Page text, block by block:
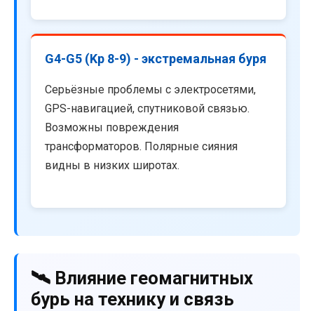
G4-G5 (Kp 8-9) - экстремальная буря
Серьёзные проблемы с электросетями,
GPS-навигацией, спутниковой связью.
Возможны повреждения
трансформаторов. Полярные сияния
видны в низких широтах.
🛰️ Влияние геомагнитных
бурь на технику и связь